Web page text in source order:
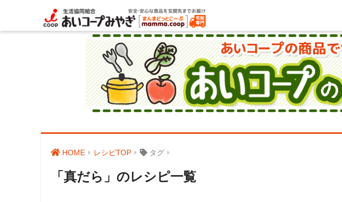
HOME レシピTOP タグ
「真だら」のレシピ一覧